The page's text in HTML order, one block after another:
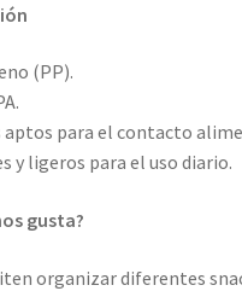
(PP).
para el contacto
y ligeros para el uso diario.
gusta?
organizar diferentes